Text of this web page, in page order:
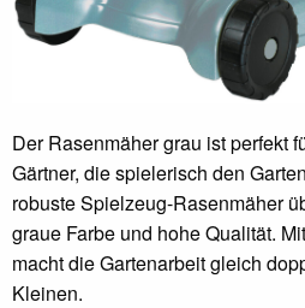
Der Rasenmäher grau ist perfekt
Gärtner, die spielerisch den
robuste Spielzeug-Rasenmäher
graue Farbe und hohe Qualität.
macht die Gartenarbeit gleich
Kleinen.